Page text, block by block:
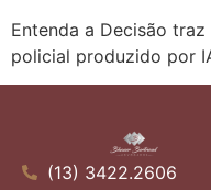
Entenda a Decisão
policial produzido por
(13) 3422.2606